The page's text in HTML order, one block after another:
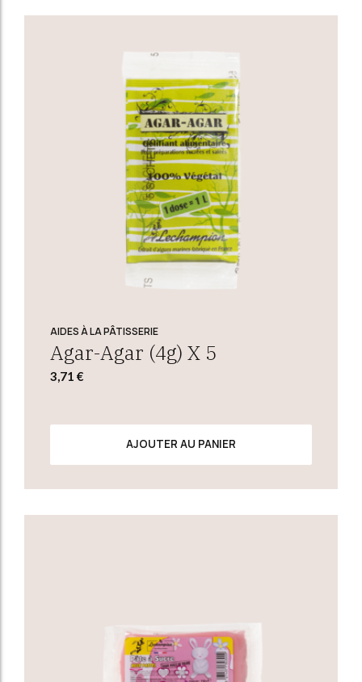
AIDES À LA PÂTISSERIE
Agar-Agar (4g) X 5
3,71 €
AJOUTER AU PANIER